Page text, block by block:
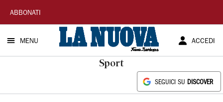
La
Nuova
Sardegna
ABBONATI
MENU ACCEDI
Sport
SEGUICI SU DISCOVER